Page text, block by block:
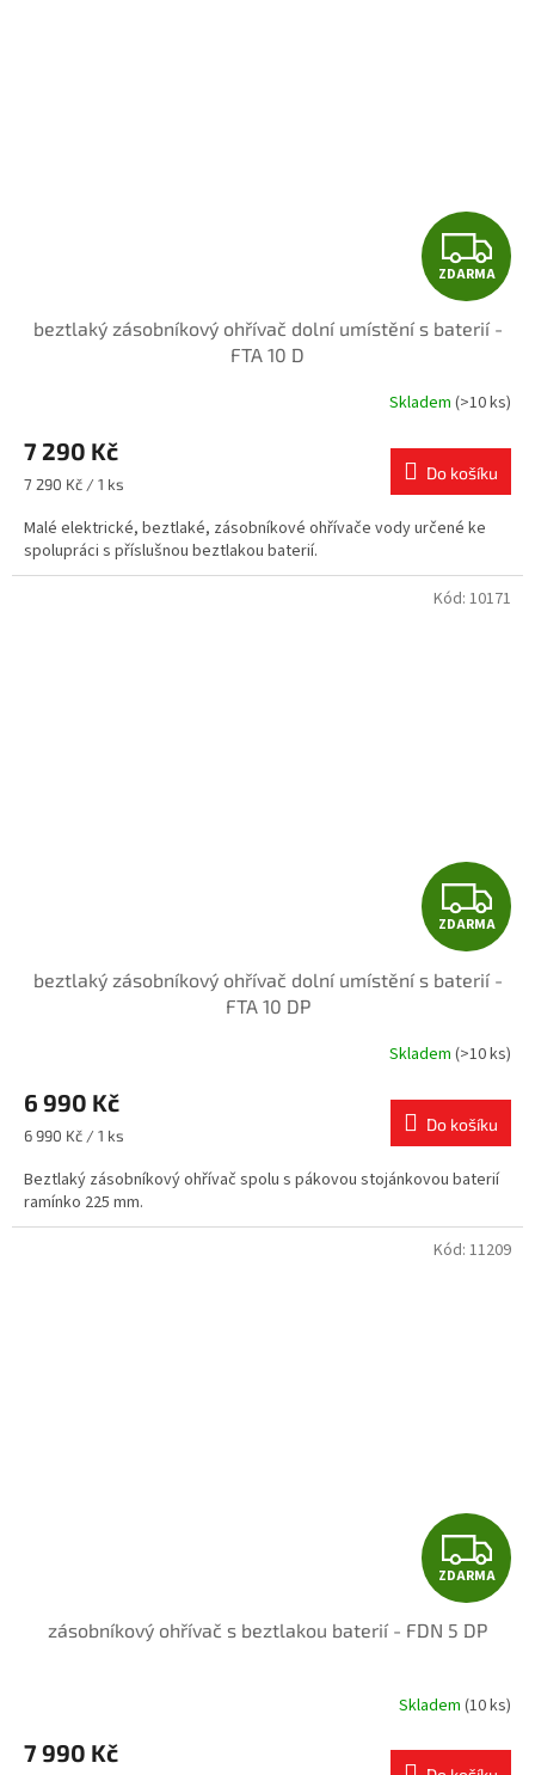
Z
D
A
R
M
A
ZDARMA
beztlaký zásobníkový ohřívač dolní umístění s baterií -
FTA 10 D
produktu
je
5,0
z
5
hvězdiček.
Skladem(>10 ks)
7 290 Kč
Měrná
7 290 Kč / 1 ks
Do košíku
Malé elektrické, beztlaké, zásobníkové ohřívače vody určené ke
spolupráci s příslušnou beztlakou baterií.
Z
D
A
R
M
A
ZDARMA
beztlaký zásobníkový ohřívač dolní umístění s baterií -
FTA 10 DP
produktu
je
5,0
z
5
Skladem(>10 ks)
6 990 Kč
Měrná
6 990 Kč / 1 ks
Do košíku
Beztlaký zásobníkový ohřívač spolu s pákovou stojánkovou baterií
ramínko 225 mm.
Kód: 10171
Z
D
R
M
ZDARMA
zásobníkový ohřívač s beztlakou baterií - FDN 5 DP
produktu
Skladem(10 ks)
7 990 Kč
Kód: 11209